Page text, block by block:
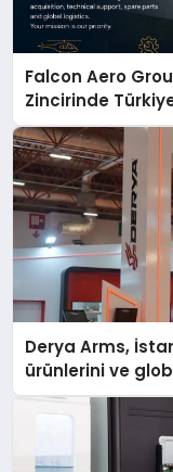
Falcon Aero
Zincirinde
Derya Arms,
ürünlerini ve